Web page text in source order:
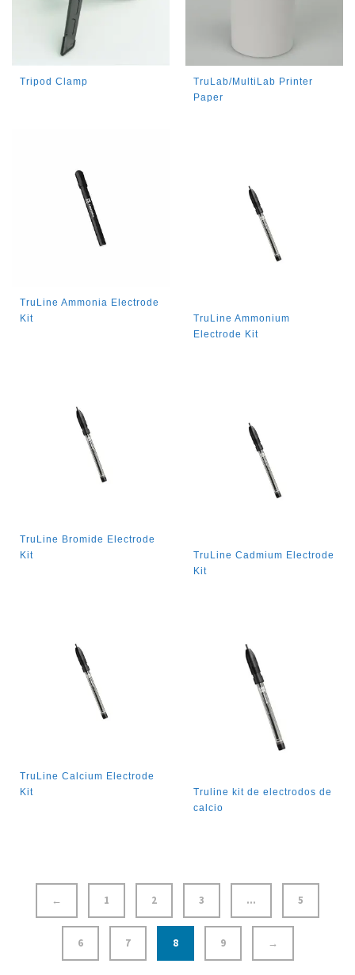
Tripod Clamp
TruLab/MultiLab Printer
Paper
TruLine Ammonia Electrode
Kit
TruLine Ammonium
Electrode Kit
TruLine Bromide Electrode
Kit
TruLine Cadmium Electrode
Kit
TruLine Calcium Electrode
Kit
Truline kit de electrodos de
calcio
← 1 2 3 … 5
6 7 8 9 →